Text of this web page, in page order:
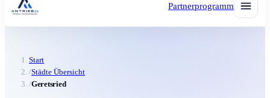
Partnerprogramm
Start
/Städte Übersicht
/Geretsried